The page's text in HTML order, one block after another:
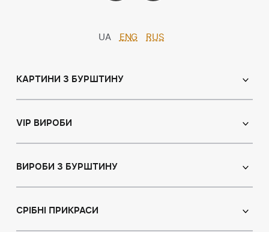
UA ENG RUS
КАРТИНИ З БУРШТИНУ
Іменні ікони
Натюрморт
Мисливська тема
VIP ВИРОБИ
Ікони з пластин
ВИРОБИ З БУРШТИНУ
Браслети
СРІБНІ ПРИКРАСИ